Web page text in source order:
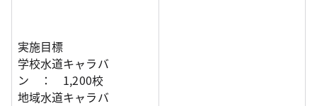
実施目標
学校水道キャラバ
ン ： 1,200校
地域水道キャラバ